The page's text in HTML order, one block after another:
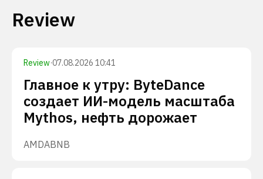
Review
Review·07.08.2026 10:41
Главное к утру: ByteDance
создает ИИ-модель масштаба
Mythos, нефть дорожает
AMDABNB